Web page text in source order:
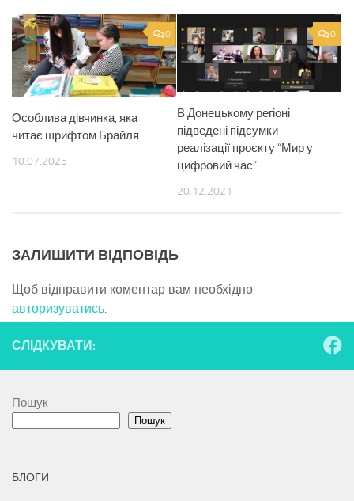
0
Особлива дівчинка, яка
читає шрифтом Брайля
10.07.2025
0
В Донецькому регіоні
підведені підсумки
реалізації проєкту “Мир у
цифровий час”
20.12.2021
ЗАЛИШИТИ ВІДПОВІДЬ
Щоб відправити коментар вам необхідно
авторизуватись.
СЛІДКУВАТИ:
Пошук
Пошук
БЛОГИ